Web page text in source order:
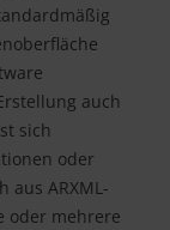
auch
sich
oder
aus ARXML-
oder mehrere